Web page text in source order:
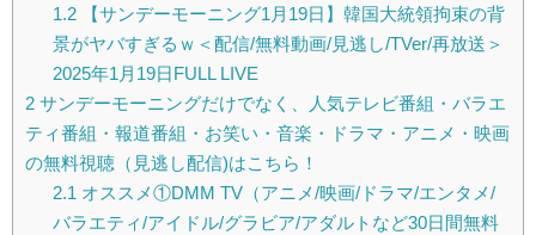
1.2【サンデーモーニング1月19日】韓国大統領拘束の背
景がヤバすぎるｗ＜配信/無料動画/見逃し/TVer/再放送＞
2025年1月19日FULL LIVE
2 サンデーモーニングだけでなく、人気テレビ番組・バラエ
ティ番組・報道番組・お笑い・音楽・ドラマ・アニメ・映画
の無料視聴（見逃し配信)はこちら！
2.1 オススメ①DMM TV（アニメ/映画/ドラマ/エンタメ/
バラエティ/アイドル/グラビア/アダルトなど30日間無料